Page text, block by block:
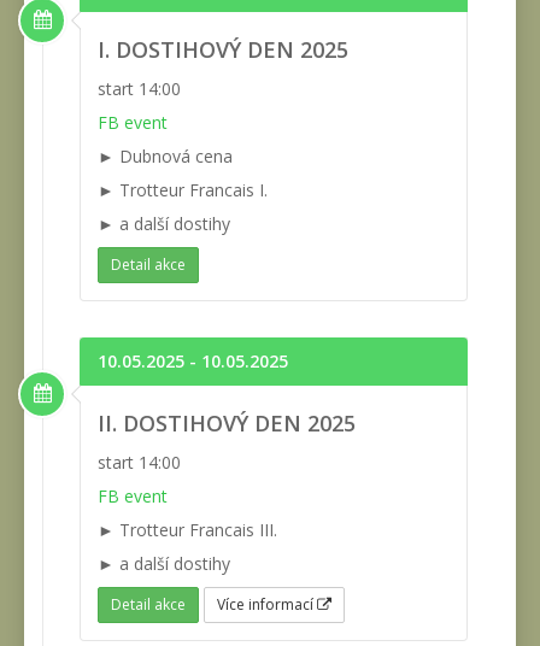
I. DOSTIHOVÝ DEN 2025
start 14:00
FB event
► Dubnová cena
► Trotteur Francais I.
► a další dostihy
Detail akce
10.05.2025 - 10.05.2025
II. DOSTIHOVÝ DEN 2025
start 14:00
FB event
► Trotteur Francais III.
► a další dostihy
Detail akce Více informací